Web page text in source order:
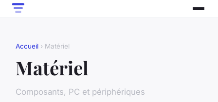
Accueil › Matériel
Matériel
Composants, PC et périphériques